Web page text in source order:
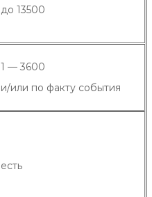
до 13500
1 — 3600
и/или по факту события
есть